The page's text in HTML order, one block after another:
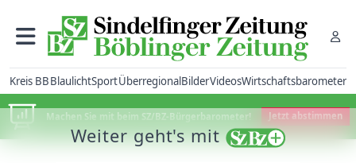
Kreis BBBlaulichtSportÜberregionalBilderVideosWirtschaftsbarometer
Machen Sie mit beim SZ/BZ-Bürgerbarometer! Jetzt abstimmen
Weiter geht's mit